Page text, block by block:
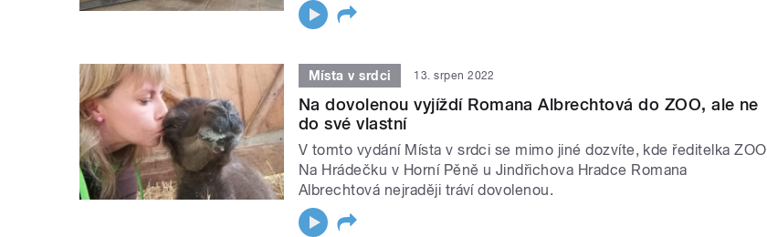
Místa v srdci 13. srpen 2022
Na dovolenou vyjíždí Romana Albrechtová do ZOO, ale ne
do své vlastní
V tomto vydání Místa v srdci se mimo jiné dozvíte, kde ředitelka ZOO
Na Hrádečku v Horní Pěně u Jindřichova Hradce Romana
Albrechtová nejraději tráví dovolenou.